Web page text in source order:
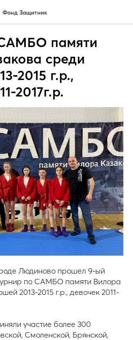
Фонд Защитник
памяти
среди
2015 г.р.,
2017г.р.
Людиново прошел 9-ый
по САМБО памяти Вилора
2013-2015 г.р., девочек 2011-
участие более 300
Смоленской, Брянской,